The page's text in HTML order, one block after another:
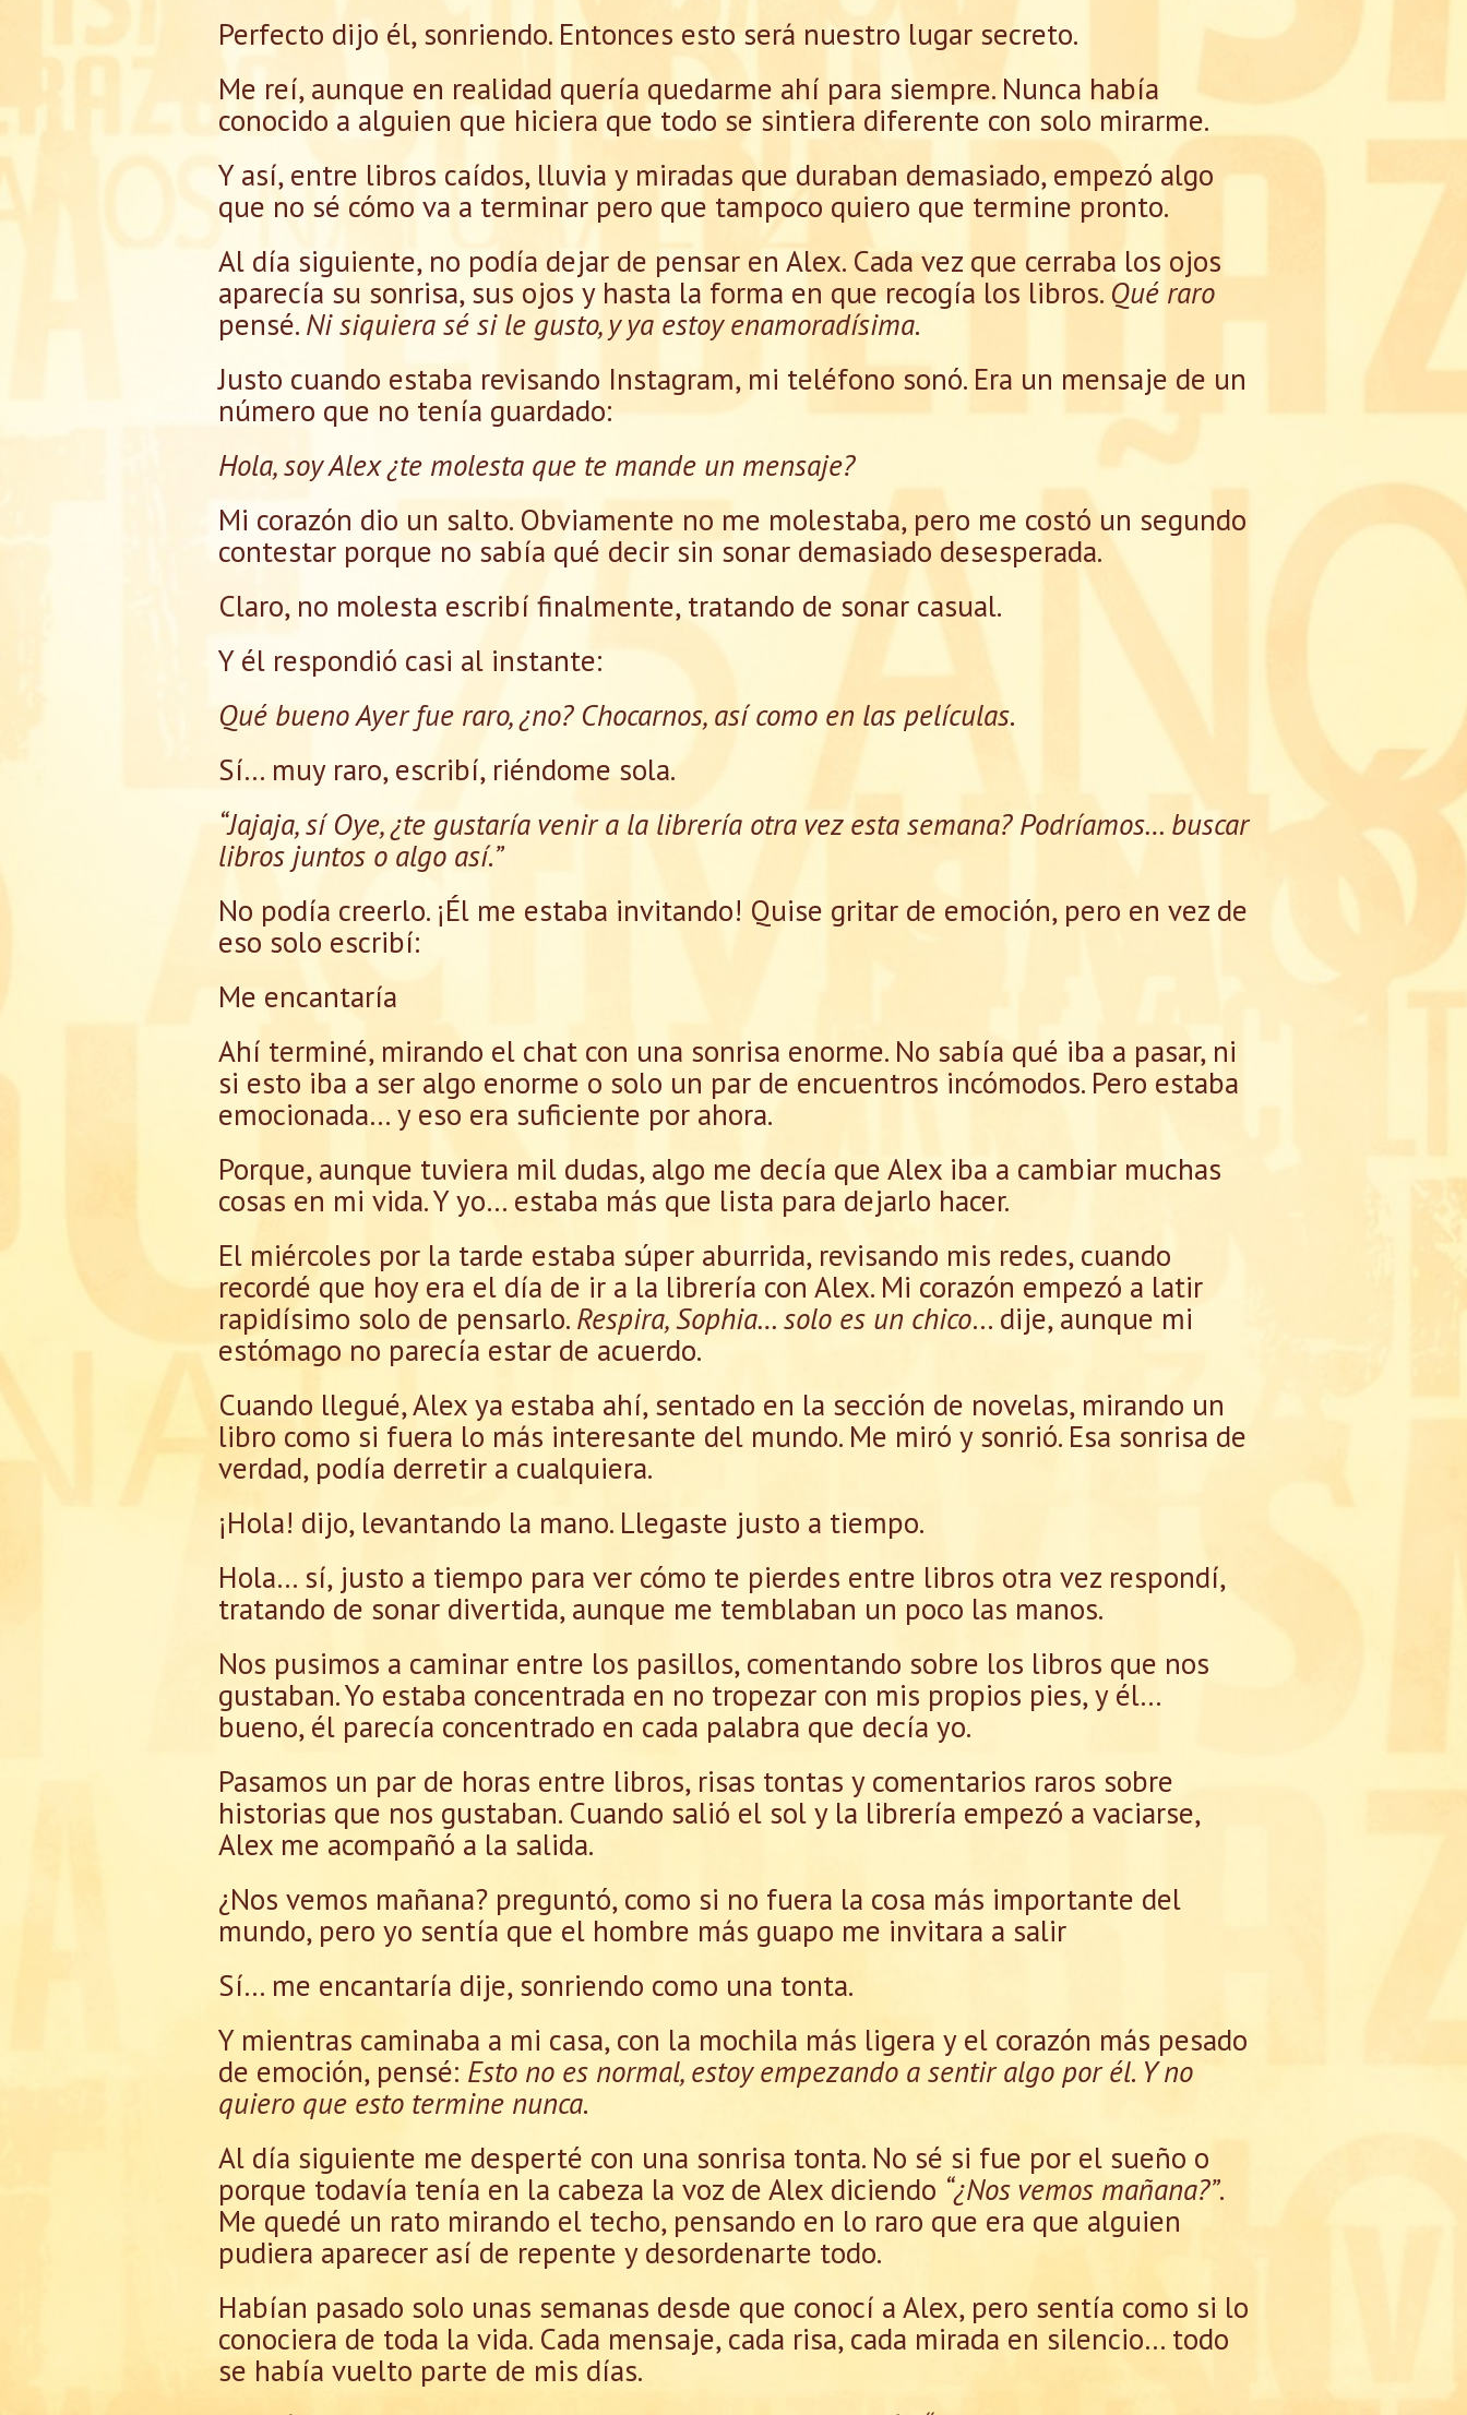
Perfecto dijo él, sonriendo. Entonces esto será nuestro lugar secreto.
Me reí, aunque en realidad quería quedarme ahí para siempre. Nunca había
conocido a alguien que hiciera que todo se sintiera diferente con solo mirarme.
Y así, entre libros caídos, lluvia y miradas que duraban demasiado, empezó algo
que no sé cómo va a terminar pero que tampoco quiero que termine pronto.
Al día siguiente, no podía dejar de pensar en Alex. Cada vez que cerraba los ojos
aparecía su sonrisa, sus ojos y hasta la forma en que recogía los libros. Qué raro
pensé. Ni siquiera sé si le gusto, y ya estoy enamoradísima.
Justo cuando estaba revisando Instagram, mi teléfono sonó. Era un mensaje de un
número que no tenía guardado:
Hola, soy Alex ¿te molesta que te mande un mensaje?
Mi corazón dio un salto. Obviamente no me molestaba, pero me costó un segundo
contestar porque no sabía qué decir sin sonar demasiado desesperada.
Claro, no molesta escribí finalmente, tratando de sonar casual.
Y él respondió casi al instante:
Qué bueno Ayer fue raro, ¿no? Chocarnos, así como en las películas.
Sí… muy raro, escribí, riéndome sola.
“Jajaja, sí Oye, ¿te gustaría venir a la librería otra vez esta semana? Podríamos… buscar
libros juntos o algo así.”
No podía creerlo. ¡Él me estaba invitando! Quise gritar de emoción, pero en vez de
eso solo escribí:
Me encantaría
Ahí terminé, mirando el chat con una sonrisa enorme. No sabía qué iba a pasar, ni
si esto iba a ser algo enorme o solo un par de encuentros incómodos. Pero estaba
emocionada… y eso era suficiente por ahora.
Porque, aunque tuviera mil dudas, algo me decía que Alex iba a cambiar muchas
cosas en mi vida. Y yo… estaba más que lista para dejarlo hacer.
El miércoles por la tarde estaba súper aburrida, revisando mis redes, cuando
recordé que hoy era el día de ir a la librería con Alex. Mi corazón empezó a latir
rapidísimo solo de pensarlo. Respira, Sophia… solo es un chico… dije, aunque mi
estómago no parecía estar de acuerdo.
Cuando llegué, Alex ya estaba ahí, sentado en la sección de novelas, mirando un
libro como si fuera lo más interesante del mundo. Me miró y sonrió. Esa sonrisa de
verdad, podía derretir a cualquiera.
¡Hola! dijo, levantando la mano. Llegaste justo a tiempo.
Hola… sí, justo a tiempo para ver cómo te pierdes entre libros otra vez respondí,
tratando de sonar divertida, aunque me temblaban un poco las manos.
Nos pusimos a caminar entre los pasillos, comentando sobre los libros que nos
gustaban. Yo estaba concentrada en no tropezar con mis propios pies, y él…
bueno, él parecía concentrado en cada palabra que decía yo.
Pasamos un par de horas entre libros, risas tontas y comentarios raros sobre
historias que nos gustaban. Cuando salió el sol y la librería empezó a vaciarse,
Alex me acompañó a la salida.
¿Nos vemos mañana? preguntó, como si no fuera la cosa más importante del
mundo, pero yo sentía que el hombre más guapo me invitara a salir
Sí… me encantaría dije, sonriendo como una tonta.
Y mientras caminaba a mi casa, con la mochila más ligera y el corazón más pesado
de emoción, pensé: Esto no es normal, estoy empezando a sentir algo por él. Y no
quiero que esto termine nunca.
Al día siguiente me desperté con una sonrisa tonta. No sé si fue por el sueño o
porque todavía tenía en la cabeza la voz de Alex diciendo “¿Nos vemos mañana?”.
Me quedé un rato mirando el techo, pensando en lo raro que era que alguien
pudiera aparecer así de repente y desordenarte todo.
Habían pasado solo unas semanas desde que conocí a Alex, pero sentía como si lo
conociera de toda la vida. Cada mensaje, cada risa, cada mirada en silencio… todo
se había vuelto parte de mis días.